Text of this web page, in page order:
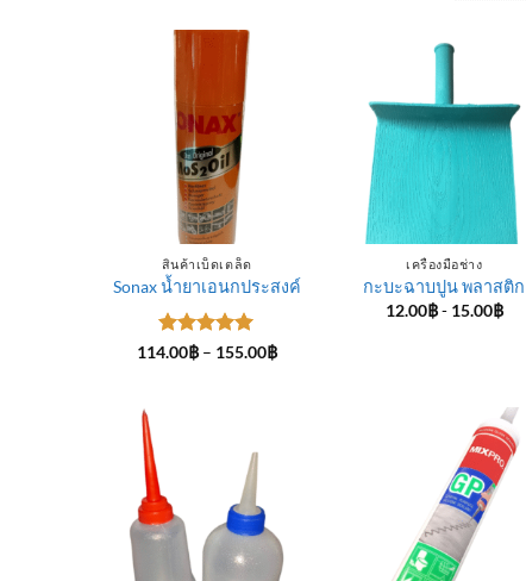
สินค้าเบ็ดเตล็ด
Sonax น้ำยาเอนกประสงค์
ให้คะแนน
114.00฿ – 155.00฿Price
เครื่องมือช่าง
กะบะฉาบปูน พลาสติก
12.00฿- 15.00฿